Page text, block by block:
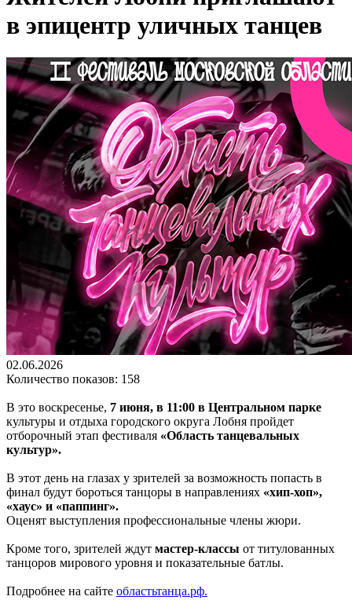
в эпицентр уличных танцев
02.06.2026
Количество показов: 158
В это воскресенье, 7 июня, в 11:00 в Центральном парке
культуры и отдыха городского округа Лобня пройдет
отборочный этап фестиваля «Область танцевальных
культур».
В этот день на глазах у зрителей за возможность попасть в
финал будут бороться танцоры в направлениях «хип-хоп»,
«хаус» и «паппинг».
Оценят выступления профессиональные члены жюри.
Кроме того, зрителей ждут мастер-классы от титулованных
танцоров мирового уровня и показательные батлы.
Подробнее на сайте областьтанца.рф.